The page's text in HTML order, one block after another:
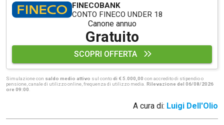
FINECOBANK
CONTO FINECO UNDER 18
Canone annuo
Gratuito
SCOPRI OFFERTA
Simulazione con saldo medio attivo sul contodi € 5.000,00 con accredito di stipendio o
pensione, canale di utilizzo online, frequenza di utilizzo media. Rilevazione del 06/08/2026
ore 09:00
A cura di: Luigi Dell'Olio